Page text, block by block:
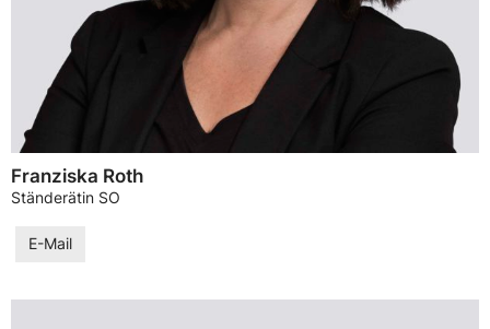
Franziska Roth
Ständerätin SO
E-Mail